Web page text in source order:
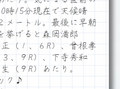
時15分現在で天候晴
メートル。最後に早朝
挙げると森岡満郎
（１、６R）、曾根孝
、９R）、下寺秀和
（９R）あたり。
ク♪